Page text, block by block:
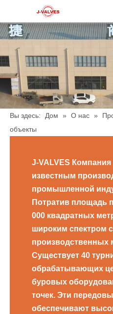
Вы здесь: Дом » О нас »
объекты
J-VALVES Компания
известным
промышленной
Потратив площадь
000 квадратных
широким спектром
производственных
Существует 40
обрабатывающих
буровых
точек. Эти
обеспечивают